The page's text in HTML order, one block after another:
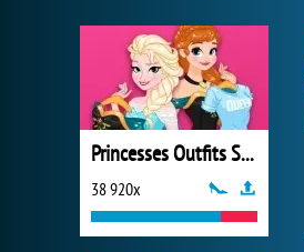
Princesses Outfits Swap
38 920x